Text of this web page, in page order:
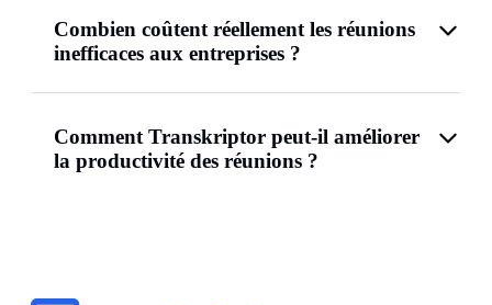
Combien coûtent réellement les réunions
inefficaces aux entreprises ?
Comment Transkriptor peut-il améliorer
la productivité des réunions ?